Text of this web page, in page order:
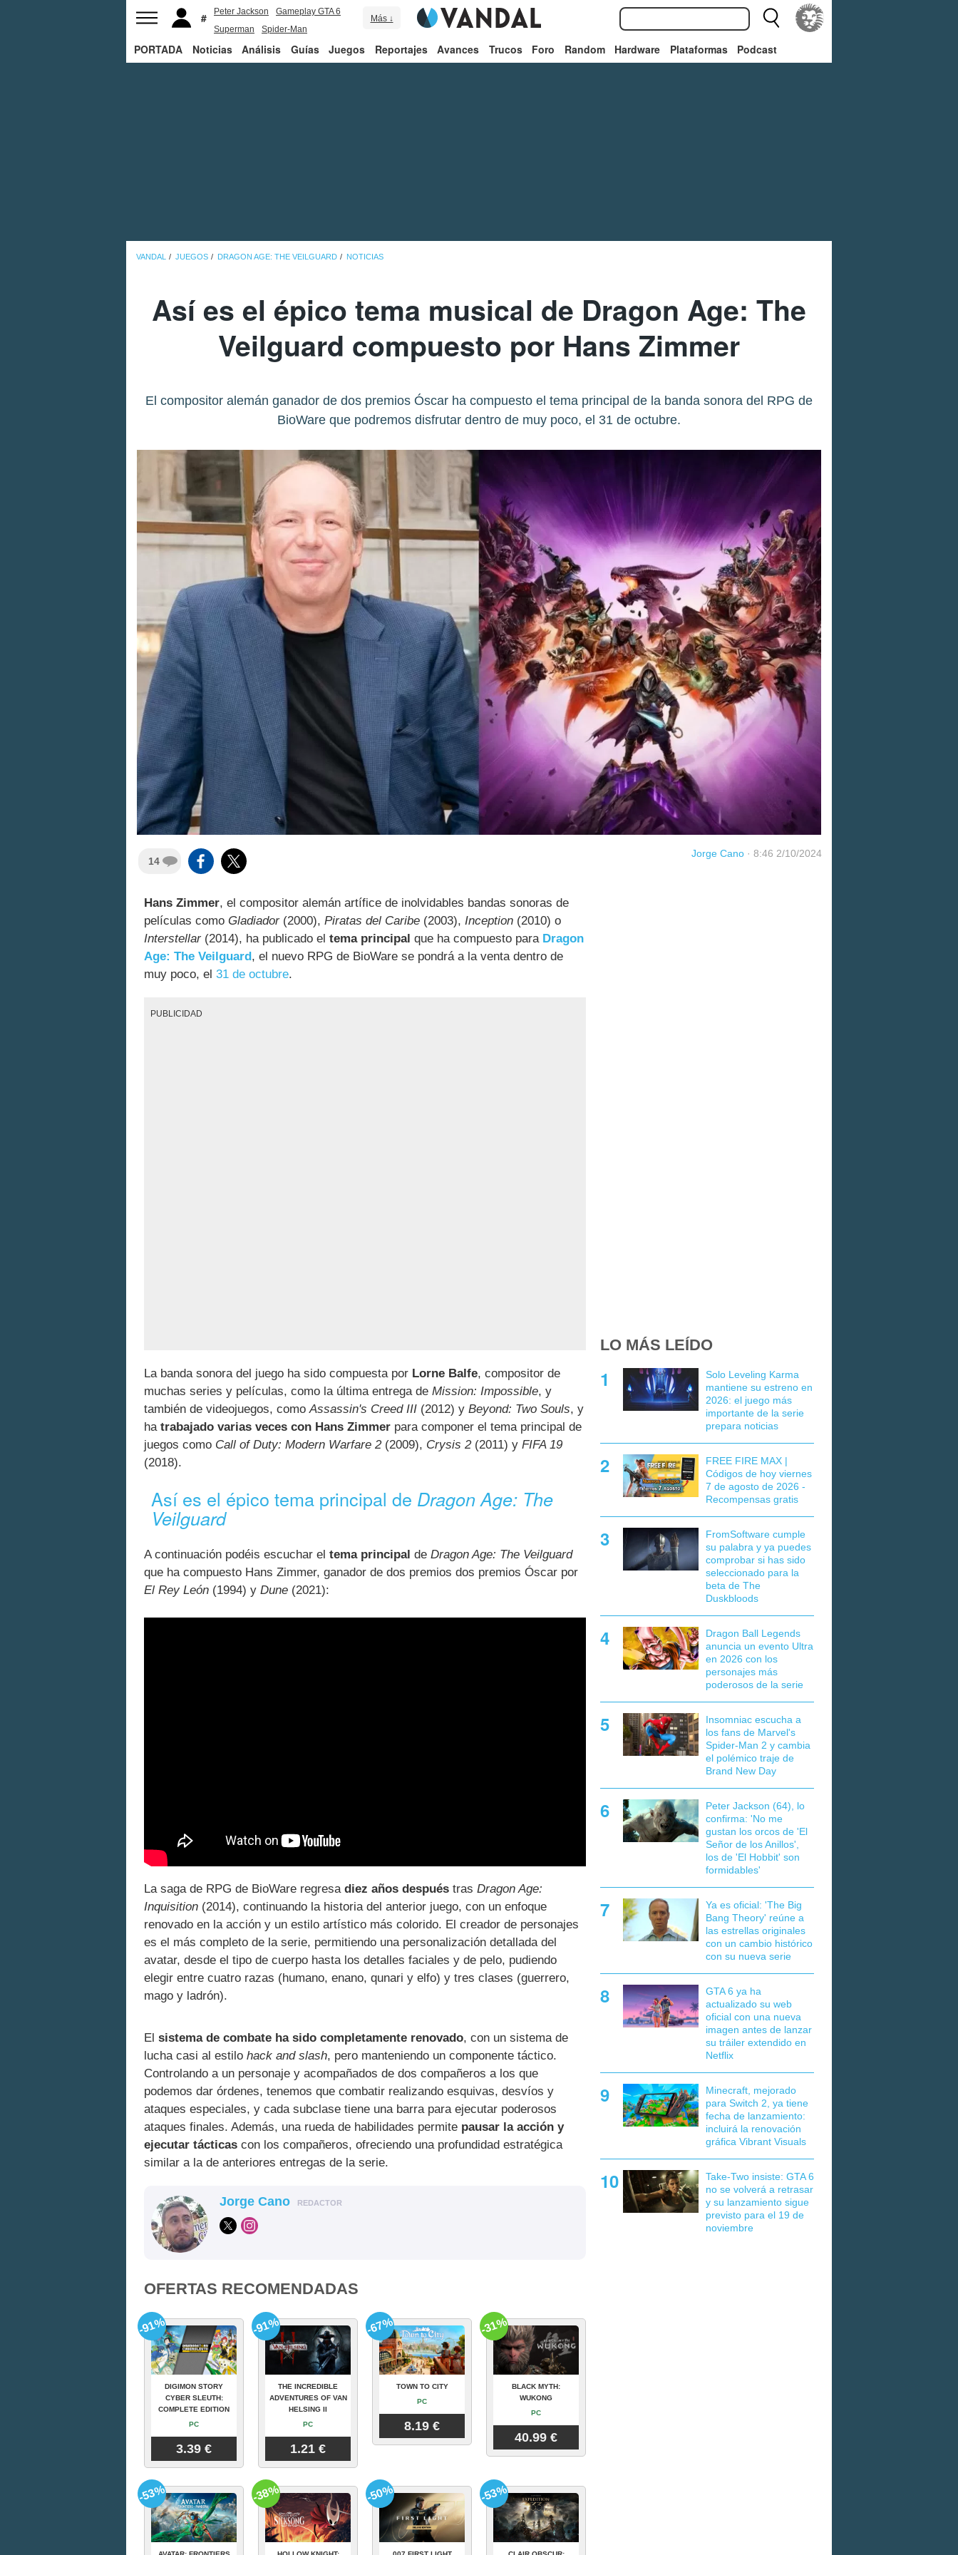
Peter Jackson
Gameplay GTA 6
Superman
Spider-Man
Más ↓
PORTADA Noticias Análisis Guías Juegos Reportajes Avances Trucos Foro Random Hardware Plataformas Podcast
VANDAL JUEGOS DRAGON AGE: THE VEILGUARD NOTICIAS
Así es el épico tema musical de Dragon Age: The
Veilguard compuesto por Hans Zimmer
El compositor alemán ganador de dos premios Óscar ha compuesto el tema principal de la banda sonora del RPG de
BioWare que podremos disfrutar dentro de muy poco, el 31 de octubre.
14
Jorge Cano · 8:46 2/10/2024
Hans Zimmer, el compositor alemán artífice de inolvidables bandas sonoras de
películas como Gladiador(2000), Piratas del Caribe (2003), Inception (2010) o
Interstellar(2014), ha publicado el tema principal que ha compuesto para Dragon
Age: The Veilguard , el nuevo RPG de BioWare se pondrá a la venta dentro de
muy poco, el 31 de octubre.
PUBLICIDAD
La banda sonora del juego ha sido compuesta por Lorne Balfe, compositor de
muchas series y películas, como la última entrega de Mission: Impossible, y
también de videojuegos, comoAssassin's Creed III (2012) y Beyond: Two Souls, y
ha trabajado varias veces con Hans Zimmer para componer el tema principal de
juegos como Call of Duty: Modern Warfare 2(2009), Crysis 2(2011) y FIFA 19
(2018).
Así es el épico tema principal de Dragon Age: The
Veilguard
A continuación podéis escuchar el tema principal de Dragon Age: The Veilguard
que ha compuesto Hans Zimmer, ganador de dos premios dos premios Óscar por
El Rey León (1994) y Dune (2021):
La saga de RPG de BioWare regresa diez años después tras Dragon Age:
Inquisition (2014), continuando la historia del anterior juego, con un enfoque
renovado en la acción y un estilo artístico más colorido. El creador de personajes
es el más completo de la serie, permitiendo una personalización detallada del
avatar, desde el tipo de cuerpo hasta los detalles faciales y de pelo, pudiendo
elegir entre cuatro razas (humano, enano, qunari y elfo) y tres clases (guerrero,
mago y ladrón).
El sistema de combate ha sido completamente renovado, con un sistema de
lucha casi al estilo hack and slash, pero manteniendo un componente táctico.
Controlando a un personaje y acompañados de dos compañeros a los que
podemos dar órdenes, tenemos que combatir realizando esquivas, desvíos y
ataques especiales, y cada subclase tiene una barra para ejecutar poderosos
ataques finales. Además, una rueda de habilidades permite pausar la acción y
ejecutar tácticas con los compañeros, ofreciendo una profundidad estratégica
similar a la de anteriores entregas de la serie.
Jorge Cano REDACTOR
OFERTAS RECOMENDADAS
DIGIMON STORY
CYBER SLEUTH:
COMPLETE EDITION
PC
3.39 €
-91%
THE INCREDIBLE
ADVENTURES OF VAN
HELSING II
PC
1.21 €
-91%
TOWN TO CITY
PC
8.19 €
-67%
BLACK MYTH:
WUKONG
PC
40.99 €
-31%
-53% -38% -50% -53%
LO MÁS LEÍDO
Solo Leveling Karma
mantiene su estreno en
2026: el juego más
importante de la serie
prepara noticias
FREE FIRE MAX |
Códigos de hoy viernes
7 de agosto de 2026 -
Recompensas gratis
FromSoftware cumple
su palabra y ya puedes
comprobar si has sido
seleccionado para la
beta de The
Duskbloods
Dragon Ball Legends
anuncia un evento Ultra
en 2026 con los
personajes más
poderosos de la serie
Insomniac escucha a
los fans de Marvel's
Spider-Man 2 y cambia
el polémico traje de
Brand New Day
Peter Jackson (64), lo
confirma: 'No me
gustan los orcos de 'El
Señor de los Anillos',
los de 'El Hobbit' son
formidables'
Ya es oficial: 'The Big
Bang Theory' reúne a
las estrellas originales
con un cambio histórico
con su nueva serie
GTA 6 ya ha
actualizado su web
oficial con una nueva
imagen antes de lanzar
su tráiler extendido en
Netflix
Minecraft, mejorado
para Switch 2, ya tiene
fecha de lanzamiento:
incluirá la renovación
gráfica Vibrant Visuals
Take-Two insiste: GTA 6
no se volverá a retrasar
y su lanzamiento sigue
previsto para el 19 de
noviembre